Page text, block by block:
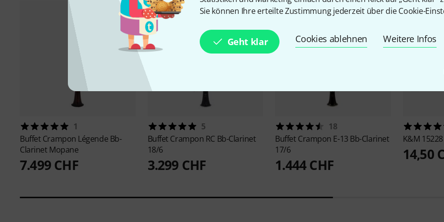
Sie können Ihre erteilte Zustimmung jederzeit über die Cookie-
Geht klar Cookies ablehnen Weitere Infos
1
Buffet Crampon Légende Bb-
Clarinet Mopane
7.499 CHF
5
Buffet Crampon RC Bb-Clarinet
18/6
3.299 CHF
18
Buffet Crampon E-13 Bb-Clarinet
17/6
1.444 CHF
K&M
14,50